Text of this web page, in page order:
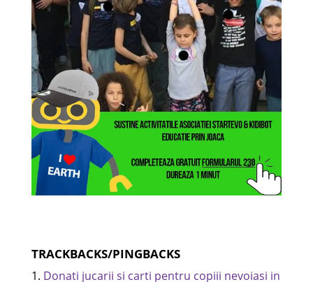
TRACKBACKS/PINGBACKS
Donati jucarii si carti pentru copiii nevoiasi in